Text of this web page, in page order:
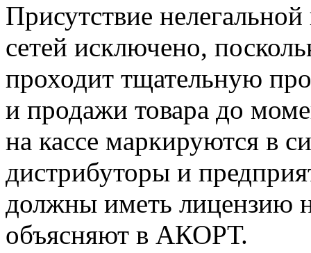
Присутствие
сетей исключено,
проходит тщательную
и продажи товара до
на кассе маркируются в
дистрибуторы и
должны иметь лицензию
объясняют в АКОРТ.